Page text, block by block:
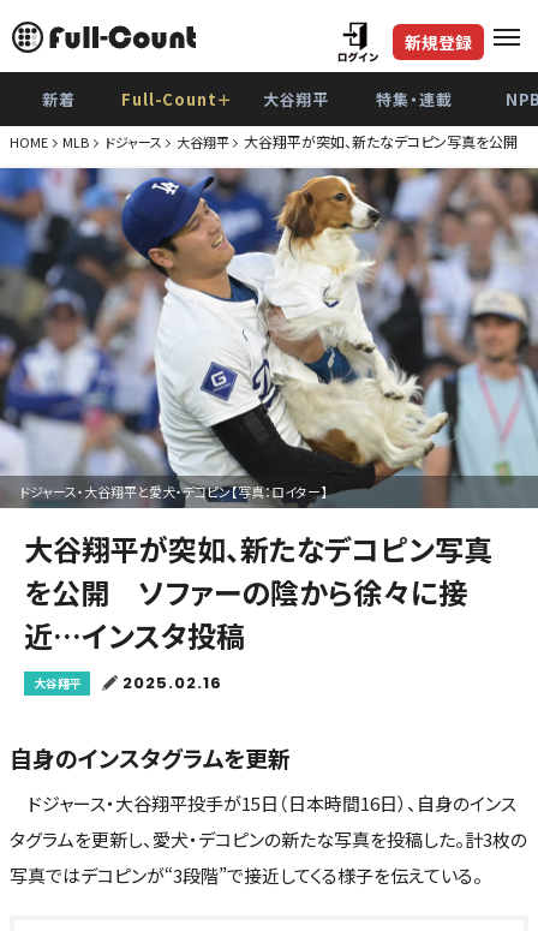
新規登録
新着 Full-Count＋ 大谷翔平 特集・連載
HOME MLB ドジャース 大谷翔平 大谷翔平が突如、新たなデコピン写真を公開
ドジャース・大谷翔平と愛犬・デコピン【写真：ロイター】
大谷翔平が突如、新たなデコピン写真
を公開 ソファーの陰から徐々に接
近…インスタ投稿
大谷翔平 2025.02.16
自身のインスタグラムを更新
ドジャース・大谷翔平投手が15日（日本時間16日）、自身のインス
タグラムを更新し、愛犬・デコピンの新たな写真を投稿した。計3枚の
写真ではデコピンが“3段階”で接近してくる様子を伝えている。